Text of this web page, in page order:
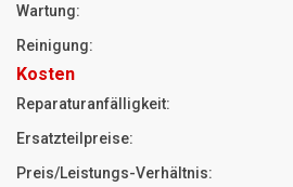
Wartung:
Reinigung:
Kosten
Reparaturanfälligkeit:
Ersatzteilpreise:
Preis/Leistungs-Verhältnis: